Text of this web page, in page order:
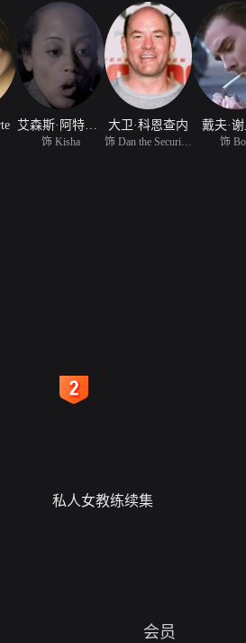
饰 Kisha
大卫·科恩查内 戴夫·
饰
私人女教练续集
会员